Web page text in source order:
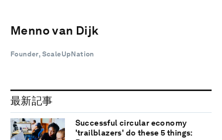
Menno van Dijk
Founder, ScaleUpNation
最新記事
Successful circular economy
'trailblazers' do these 5 things: